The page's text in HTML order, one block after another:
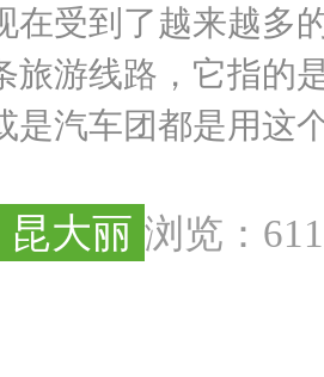
在受到了越来越多
旅游线路，它指的
是汽车团都是用这
昆大丽 浏览：611